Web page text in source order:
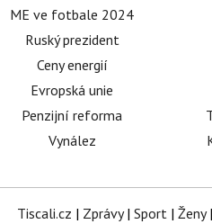
ME ve fotbale 2024
Ruský prezident
Ceny energií
Evropská unie
Penzijní reforma
Vynález
Tiscali.cz | Zprávy| Sport| Ženy|